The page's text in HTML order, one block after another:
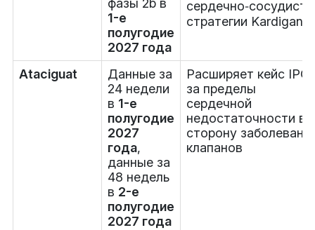
фазы 2b в
1-е
полугодие
2027 года
стратегии Kardigan
Ataciguat
Данные за
24 недели
в 1-е
полугодие
2027
года,
данные за
48 недель
в 2-е
полугодие
2027 года
Расширяет кейс IPO
за пределы
сердечной
недостаточности в
сторону
клапанов